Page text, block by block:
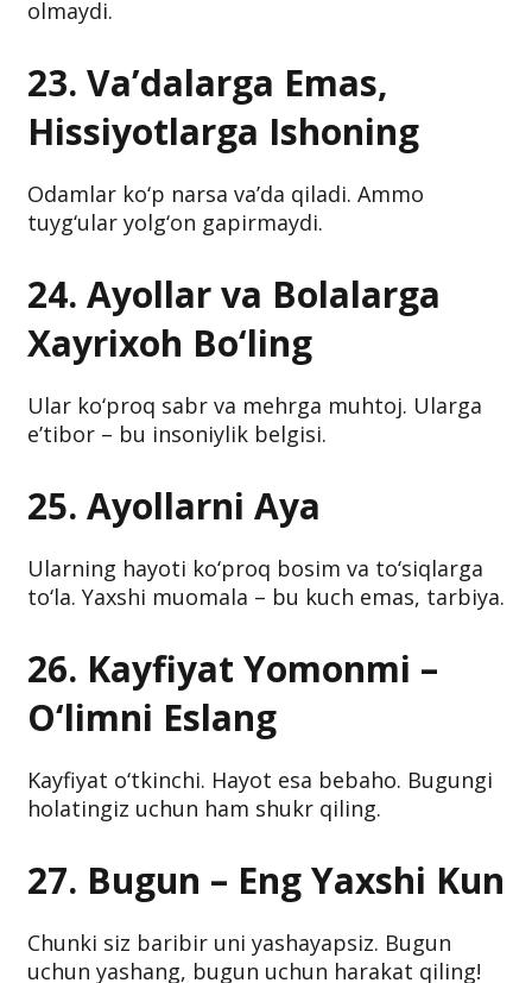
olmaydi.
23. Va’dalarga Emas,
Hissiyotlarga Ishoning
Odamlar ko‘p narsa va’da qiladi. Ammo
tuyg‘ular yolg‘on gapirmaydi.
24. Ayollar va Bolalarga
Xayrixoh Bo‘ling
Ular ko‘proq sabr va mehrga muhtoj. Ularga
e’tibor – bu insoniylik belgisi.
25. Ayollarni Aya
Ularning hayoti ko‘proq bosim va to‘siqlarga
to‘la. Yaxshi muomala – bu kuch emas, tarbiya.
26. Kayfiyat Yomonmi –
O‘limni Eslang
Kayfiyat o‘tkinchi. Hayot esa bebaho. Bugungi
holatingiz uchun ham shukr qiling.
27. Bugun – Eng Yaxshi Kun
Chunki siz baribir uni yashayapsiz. Bugun
uchun yashang, bugun uchun harakat qiling!